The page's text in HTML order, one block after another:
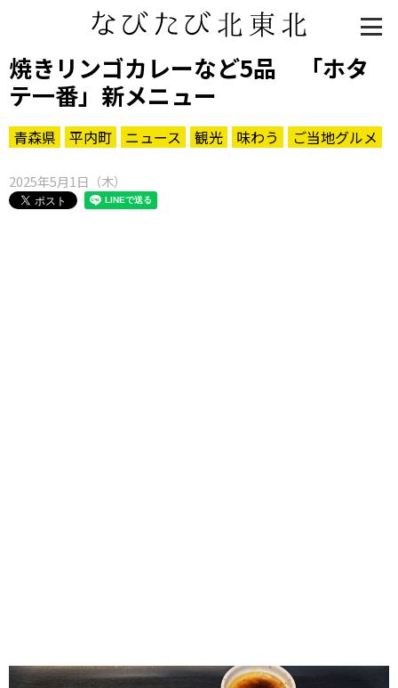
焼きリンゴカレーなど5品 「ホタ
テ一番」新メニュー
青森県 平内町 ニュース 観光 味わう ご当地グルメ
2025年5月1日（木）